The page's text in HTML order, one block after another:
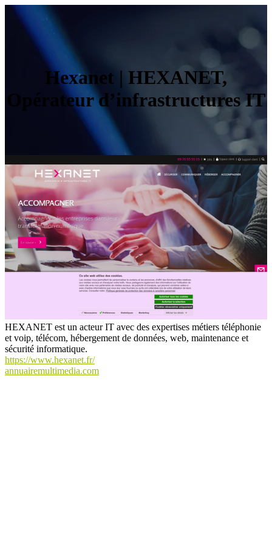
Hexanet | HEXANET,
Opérateur d’infrastructu­res IT
HEXANET est un acteur IT avec des expertises métiers téléphonie
et voip, télécom, hébergement de données, web, maintenance et
sécurité informatique.
https://www.hexanet.fr/
annuairemultimedia.com